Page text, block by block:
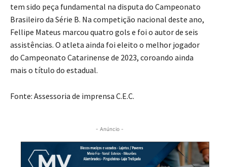
tem sido peça fundamental na disputa do Campeonato
Brasileiro da Série B. Na competição nacional deste ano,
Fellipe Mateus marcou quatro gols e foi o autor de seis
assistências. O atleta ainda foi eleito o melhor jogador
do Campeonato Catarinense de 2023, coroando ainda
mais o título do estadual.
Fonte: Assessoria de imprensa C.E.C.
- Anúncio -